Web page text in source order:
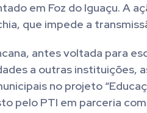
em Foz do Iguaçu. A
que impede a
antes voltada para
a outras instituições,
no projeto
pelo PTI em parceria